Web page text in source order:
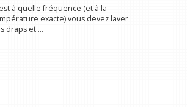
à quelle fréquence (et à la
exacte) vous devez laver
draps et ...